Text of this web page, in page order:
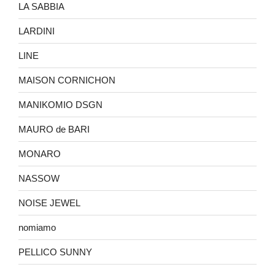
LA SABBIA
LARDINI
LINE
MAISON CORNICHON
MANIKOMIO DSGN
MAURO de BARI
MONARO
NASSOW
NOISE JEWEL
nomiamo
PELLICO SUNNY